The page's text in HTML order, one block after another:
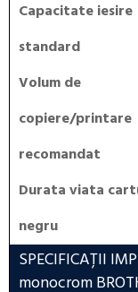
Capacitate iesire
standard
Volum de
copiere/printare
recomandat
Durata viata
negru
SPECIFICAȚII
monocrom